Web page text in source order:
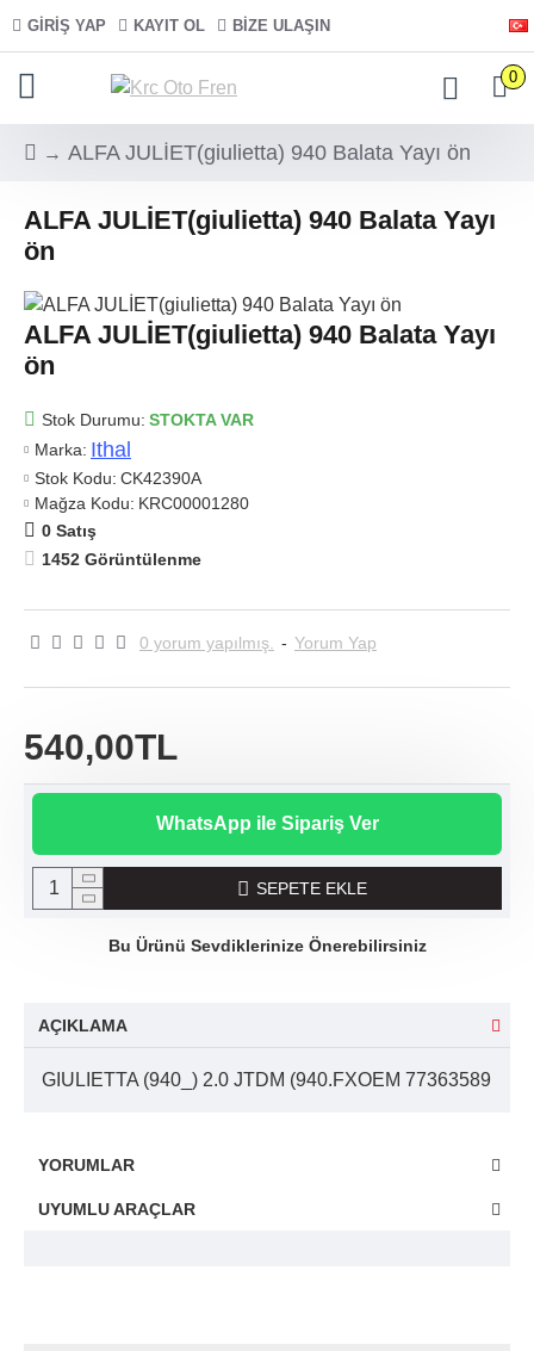
GIRIŞ YAP KAYIT OL BIZE ULAŞIN
0
ALFA JULİET(giulietta) 940 Balata Yayı ön
ALFA JULİET(giulietta) 940 Balata Yayı
ön
ALFA JULİET(giulietta) 940 Balata Yayı
ön
Stok Durumu: STOKTA VAR
Marka: Ithal
Stok Kodu: CK42390A
Mağza Kodu: KRC00001280
0 Satış
1452 Görüntülenme
0 yorum yapılmış. - Yorum Yap
540,00TL
WhatsApp ile Sipariş Ver
SEPETE EKLE
Bu Ürünü Sevdiklerinize Önerebilirsiniz
AÇIKLAMA
GIULIETTA (940_) 2.0 JTDM (940.FXOEM 77363589
YORUMLAR
UYUMLU ARAÇLAR